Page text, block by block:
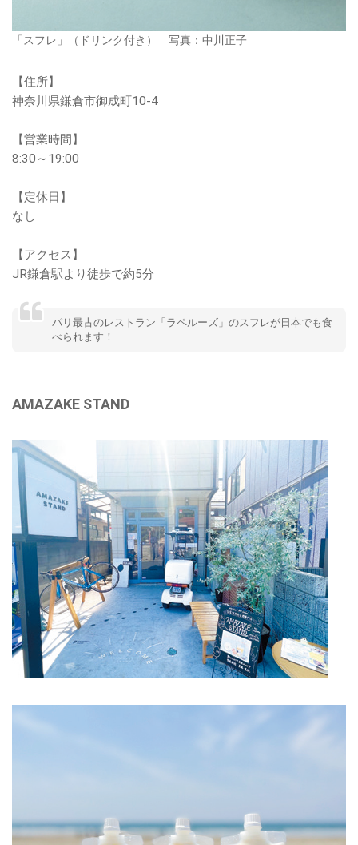
「スフレ」（ドリンク付き） 写真：中川正子
【住所】
神奈川県鎌倉市御成町10-4
【営業時間】
8:30～19:00
【定休日】
なし
【アクセス】
JR鎌倉駅より徒歩で約5分
パリ最古のレストラン「ラペルーズ」のスフレが日本でも食
べられます！
AMAZAKE STAND